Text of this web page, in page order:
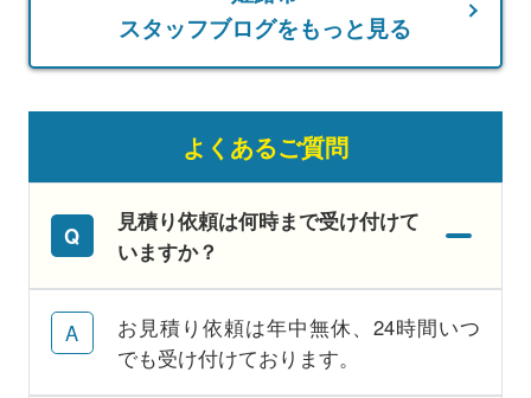
スタッフブログをもっと見る
よくあるご質問
見積り依頼は何時まで受け付けて
いますか？
お見積り依頼は年中無休、24時間いつ
でも受け付けております。